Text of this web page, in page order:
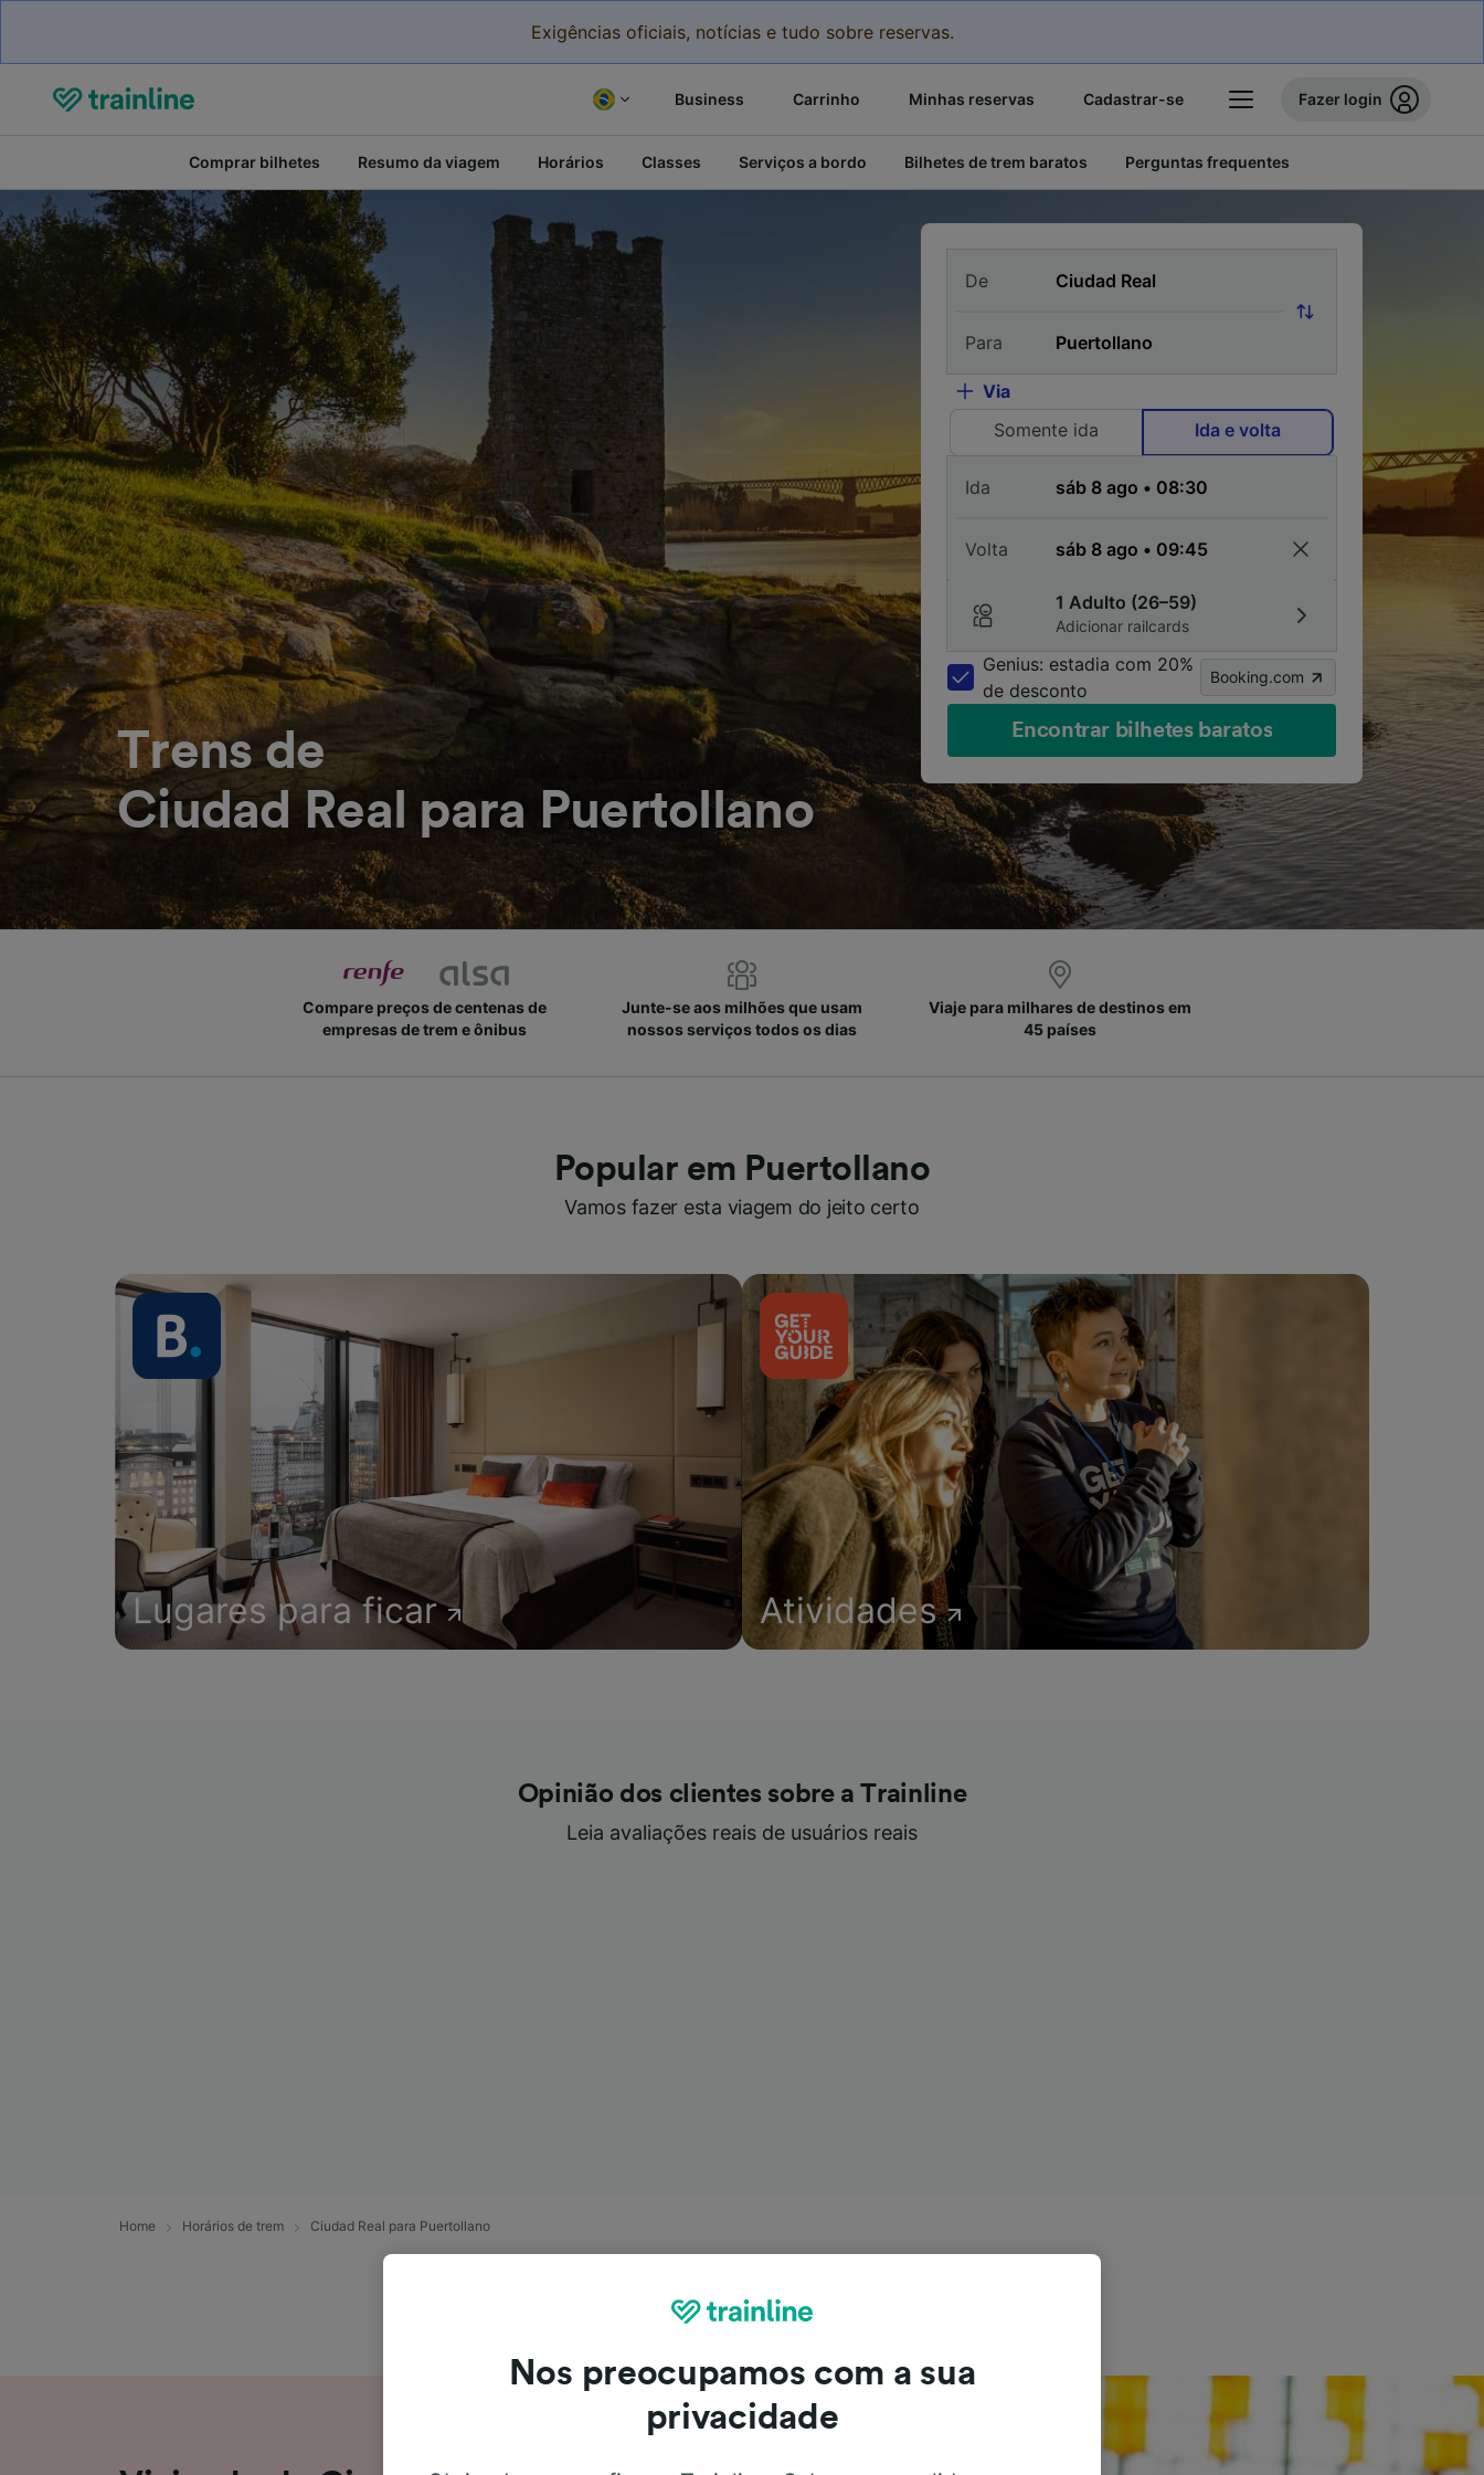
Exigências oficiais, notícias e tudo sobre reservas.
Business Carrinho Minhas reservas Cadastrar-se Fazer login
Comprar bilhetes Resumo da viagem Horários Classes Serviços a bordo Bilhetes de trem baratos Perguntas frequentes
Trens de
Ciudad Real para Puertollano
De
Para
Via
Somente ida
Ida e volta
Ida
Volta
1 Adulto (26–59)
Adicionar railcards
Genius: estadia com 20%
de desconto
Booking.com
Encontrar bilhetes baratos
Compare preços de centenas de
empresas de trem e ônibus
Junte-se aos milhões que usam
nossos serviços todos os dias
Viaje para milhares de destinos em
45 países
Popular em Puertollano
Vamos fazer esta viagem do jeito certo
Lugares para ficar Atividades
Opinião dos clientes sobre a Trainline
Leia avaliações reais de usuários reais
Home Horários de trem Ciudad Real para Puertollano
Nos preocupamos com a sua
privacidade